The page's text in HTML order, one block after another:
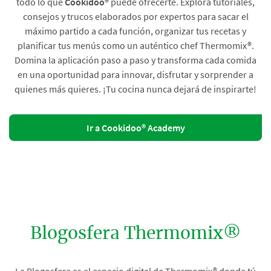
consejos y trucos elaborados por expertos para sacar el
máximo partido a cada función, organizar tus recetas y
planificar tus menús como un auténtico chef Thermomix®.
Domina la aplicación paso a paso y transforma cada comida
en una oportunidad para innovar, disfrutar y sorprender a
quienes más quieres. ¡Tu cocina nunca dejará de inspirarte!
Ir a Cookidoo® Academy
Blogosfera Thermomix®